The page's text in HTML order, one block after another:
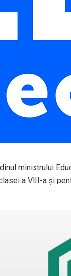
ministrului
a VIII-a şi